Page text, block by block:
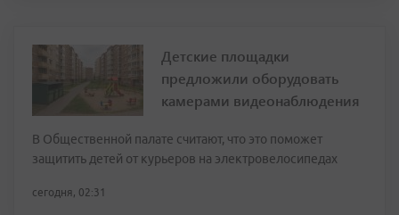
Детские площадки
предложили оборудовать
камерами видеонаблюдения
В Общественной палате считают, что это поможет
защитить детей от курьеров на электровелосипедах
сегодня, 02:31